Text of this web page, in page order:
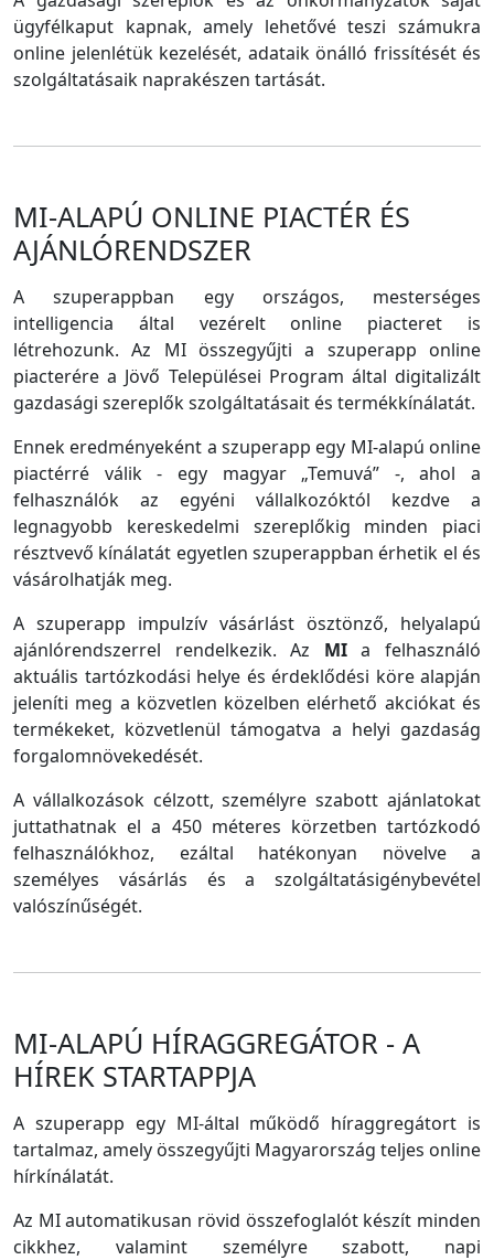
ügyfélkaput kapnak, amely lehetővé teszi számukra
online jelenlétük kezelését, adataik önálló frissítését és
szolgáltatásaik naprakészen tartását.
MI-ALAPÚ ONLINE PIACTÉR ÉS
AJÁNLÓRENDSZER
A szuperappban egy országos, mesterséges
intelligencia által vezérelt online piacteret is
létrehozunk. Az MI összegyűjti a szuperapp online
piacterére a Jövő Települései Program által digitalizált
gazdasági szereplők szolgáltatásait és termékkínálatát.
Ennek eredményeként a szuperapp egy MI-alapú online
piactérré válik - egy magyar „Temuvá” -, ahol a
felhasználók az egyéni vállalkozóktól kezdve a
legnagyobb kereskedelmi szereplőkig minden piaci
résztvevő kínálatát egyetlen szuperappban érhetik el és
vásárolhatják meg.
A szuperapp impulzív vásárlást ösztönző, helyalapú
ajánlórendszerrel rendelkezik. Az MIa felhasználó
aktuális tartózkodási helye és érdeklődési köre alapján
jeleníti meg a közvetlen közelben elérhető akciókat és
termékeket, közvetlenül támogatva a helyi gazdaság
forgalomnövekedését.
A vállalkozások célzott, személyre szabott ajánlatokat
juttathatnak el a 450 méteres körzetben tartózkodó
felhasználókhoz, ezáltal hatékonyan növelve a
személyes vásárlás és a szolgáltatásigénybevétel
valószínűségét.
MI-ALAPÚ HÍRAGGREGÁTOR - A
HÍREK STARTAPPJA
A szuperapp egy MI-által működő híraggregátort is
tartalmaz, amely összegyűjti Magyarország teljes online
hírkínálatát.
Az MI automatikusan rövid összefoglalót készít minden
cikkhez, valamint személyre szabott, napi